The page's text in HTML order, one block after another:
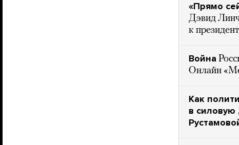
«Прямо
Дэвид
к
Война
Онлайн
Как
в